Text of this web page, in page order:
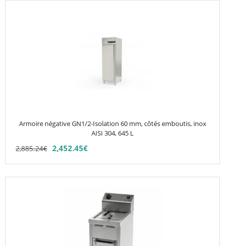
Armoire négative GN1/2-Isolation 60 mm, côtés emboutis, inox
AISI 304, 645 L
2,885.24€ 2,452.45€
choisies